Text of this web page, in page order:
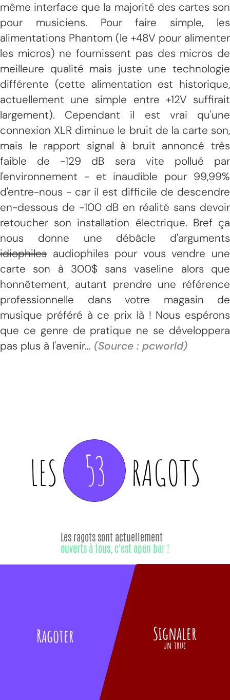
même interface que la majorité des cartes son
pour musiciens. Pour faire simple, les
alimentations Phantom (le +48V pour alimenter
les micros) ne fournissent pas des micros de
meilleure qualité mais juste une technologie
différente (cette alimentation est historique,
actuellement une simple entre +12V suffirait
largement). Cependant il est vrai qu'une
connexion XLR diminue le bruit de la carte son,
mais le rapport signal à bruit annoncé très
faible de -129 dB sera vite pollué par
l'environnement - et inaudible pour 99,99%
d'entre-nous - car il est difficile de descendre
en-dessous de -100 dB en réalité sans devoir
retoucher son installation électrique. Bref ça
nous donne une débâcle d'arguments
idiophiles audiophiles pour vous vendre une
carte son à 300$ sans vaseline alors que
honnêtement, autant prendre une référence
professionnelle dans votre magasin de
musique préféré à ce prix là ! Nous espérons
que ce genre de pratique ne se développera
pas plus à l'avenir... (Source : pcworld)
LES 53 RAGOTS
Ragoter
Les ragots sont actuellement
ouverts à tous, c'est open bar !
Signaler
un truc